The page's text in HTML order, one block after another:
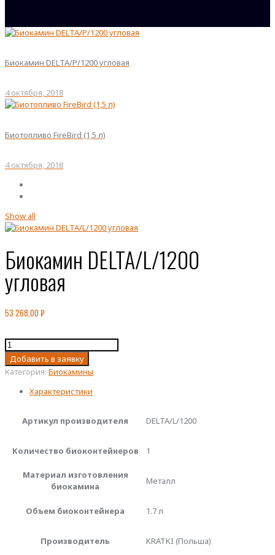
Биокамин DELTA/P/1200 угловая
4 октября, 2018
Биотопливо FireBird (1,5 л)
4 октября, 2018
Show all
Биокамин DELTA/L/1200
угловая
53 268,00 ₽
Количество
товара
Биокамин
DELTA/L/1200
угловая
Добавить в заявку
Категория: Биокамины.
Характеристики
Артикул производителя DELTA/L/1200
Количество биоконтейнеров 1
Материал изготовления
биокамина
Металл
Объем биоконтейнера 1.7 л
Производитель KRATKI (Польша)